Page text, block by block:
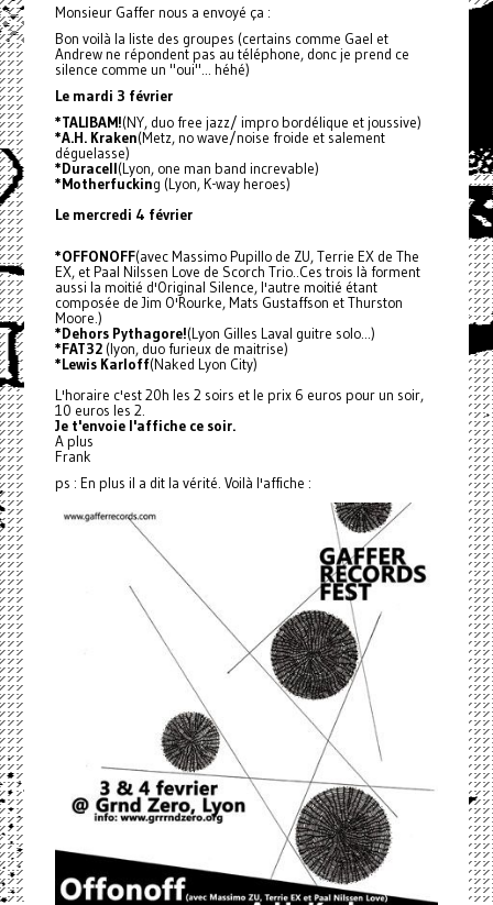
Monsieur Gaffer nous a envoyé ça :
Bon voilà la liste des groupes (certains comme Gael et
Andrew ne répondent pas au téléphone, donc je prend ce
silence comme un "oui"... héhé)
Le mardi 3 février
*TALIBAM!(NY, duo free jazz/ impro bordélique et joussive)
*A.H. Kraken(Metz, no wave/noise froide et salement
déguelasse)
*Duracell(Lyon, one man band increvable)
*Motherfucking (Lyon, K-way heroes)
Le mercredi 4 février
*OFFONOFF(avec Massimo Pupillo de ZU, Terrie EX de The
EX, et Paal Nilssen Love de Scorch Trio..Ces trois là forment
aussi la moitié d'Original Silence, l'autre moitié étant
composée de Jim O'Rourke, Mats Gustaffson et Thurston
Moore.)
*Dehors Pythagore!(Lyon Gilles Laval guitre solo...)
*FAT32(lyon, duo furieux de maitrise)
*Lewis Karloff(Naked Lyon City)
L'horaire c'est 20h les 2 soirs et le prix 6 euros pour un soir,
10 euros les 2.
Je t'envoie l'affiche ce soir.
A plus
Frank
ps : En plus il a dit la vérité. Voilà l'affiche :